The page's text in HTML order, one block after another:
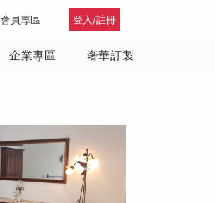
登入/註冊
會員專區
企業專區 奢華訂製